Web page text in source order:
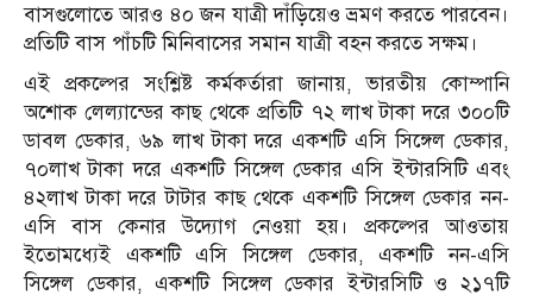
বাসগুলোতে আরও ৪০ জন যাত্রী দাঁড়িয়েও ভ্রমণ করতে পারবেন।
প্রতিটি বাস পাঁচটি মিনিবাসের সমান যাত্রী বহন করতে সক্ষম।
এই প্রকল্পের সংশ্লিষ্ট কর্মকর্তারা জানায়, ভারতীয় কোম্পানি
অশোক লেল্যান্ডের কাছ থেকে প্রতিটি ৭২ লাখ টাকা দরে ৩০০টি
ডাবল ডেকার, ৬৯ লাখ টাকা দরে একশটি এসি সিঙ্গেল ডেকার,
৭০লাখ টাকা দরে একশটি সিঙ্গেল ডেকার এসি ইন্টারসিটি এবং
৪২লাখ টাকা দরে টাটার কাছ থেকে একশটি সিঙ্গেল ডেকার নন-
এসি বাস কেনার উদ্যোগ নেওয়া হয়। প্রকল্পের আওতায়
ইতোমধ্যেই একশটি এসি সিঙ্গেল ডেকার, একশটি নন-এসি
সিঙ্গেল ডেকার, একশটি সিঙ্গেল ডেকার ইন্টারসিটি ও ২১৭টি